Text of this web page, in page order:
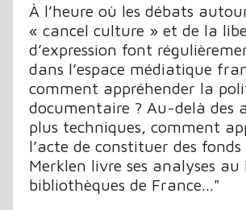
À l’heure où les débats
« cancel culture » et de la
d’expression font
dans l’espace médiatique
comment appréhender la
documentaire ? Au-delà des
plus techniques, comment
l’acte de constituer des fonds
Merklen livre ses analyses au
bibliothèques de France..."